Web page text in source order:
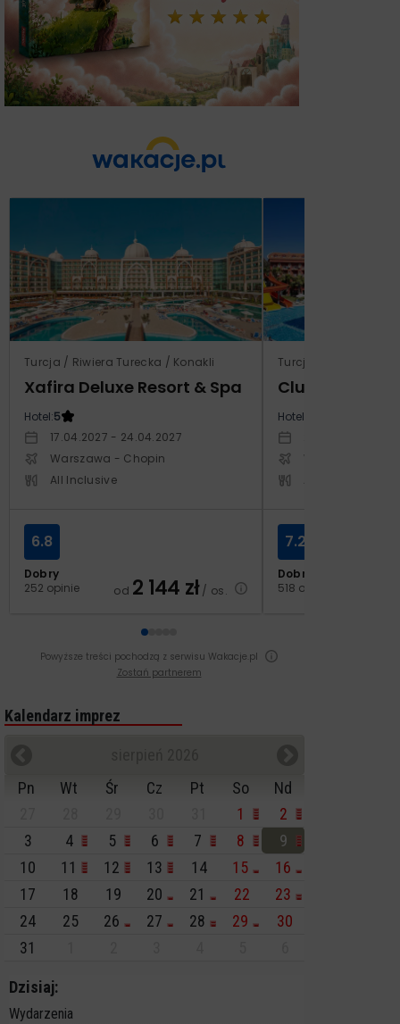
Turcja / Riwiera Turecka / Konakli
Xafira Deluxe Resort & Spa
Hotel:5
17.04.2027 - 24.04.2027
Warszawa - Chopin
All Inclusive
Dobry
252 opinie
6.8
od 2 144 zł/ os.
Turcja / Riwiera
Club Side
Hotel:
Warszawa -
Dobry
518 opinii
7.2
Powyższe treści pochodzą z serwisu Wakacje.pl
Zostań partnerem
Kalendarz imprez
Pn
Wt Śr Cz Pt So
Nd
1
2
3
4 5 6 7 8
9
10
11 12 13 14 15
16
17
18 19 20 21 22
23
24
25 26 27 28 29
30
31
Dzisiaj:
Wydarzenia